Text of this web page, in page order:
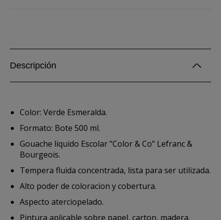
Descripción
Color: Verde Esmeralda.
Formato: Bote 500 ml.
Gouache liquido Escolar "Color & Co" Lefranc &
Bourgeois.
Tempera fluida concentrada, lista para ser utilizada.
Alto poder de coloracion y cobertura.
Aspecto aterciopelado.
Pintura aplicable sobre papel, carton, madera,